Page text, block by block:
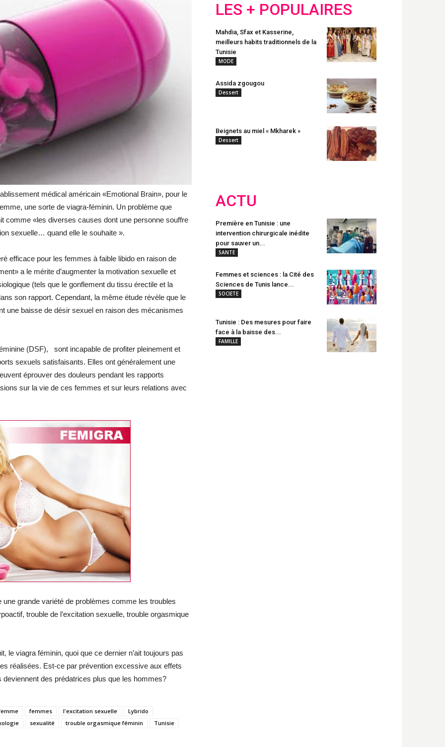
médical américain «Emotional Brain», pour le
une sorte de viagra-féminin. Un problème que
comme «les diverses causes dont une personne souffre
sexuelle… quand elle le souhaite ».
efficace pour les femmes à faible libido en raison de
a le mérite d’augmenter la motivation sexuelle et
(tels que le gonflement du tissu érectile et la
son rapport. Cependant, la même étude révèle que le
une baisse de désir sexuel en raison des mécanismes
(DSF), sont incapable de profiter pleinement et
sexuels satisfaisants. Elles ont généralement une
éprouver des douleurs pendant les rapports
sur la vie de ces femmes et sur leurs relations avec
grande variété de problèmes comme les troubles
trouble de l’excitation sexuelle, trouble orgasmique
le viagra féminin, quoi que ce dernier n’ait toujours pas
réalisées. Est-ce par prévention excessive aux effets
des prédatrices plus que les hommes?
femmes l'excitation sexuelle
Lybrido
sexualité trouble orgasmique féminin Tunisie
LES + POPULAIRES
Mahdia, Sfax et Kasserine,
meilleurs habits traditionnels de la
Tunisie
MODE
Assida zgougou
Dessert
Beignets au miel « Mkharek »
Dessert
ACTU
Première en Tunisie : une
intervention chirurgicale inédite
pour sauver un...
SANTE
Femmes et sciences : la Cité des
Sciences de Tunis lance...
SOCIETE
Tunisie : Des mesures pour faire
face à la baisse des...
FAMILLE